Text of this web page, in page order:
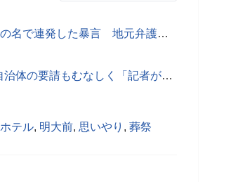
「死ね」「うぜーよ！」新潟日報幹部が「壇宿六」の名で連発した暴言 地元弁護士批判してネットでバレて謝罪
マスコミが報じない「被災者VS記者」トラブル 自治体の要請もむなしく「記者が勝手に...」
ホテル, 明大前, 思いやり , 葬祭